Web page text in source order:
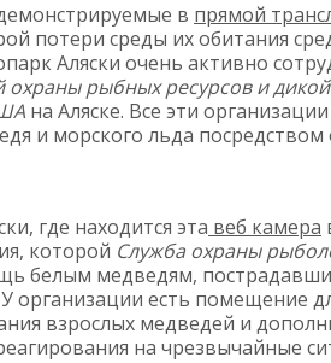
в прямой
потери среды их обитания
Аляски очень активно
охраны рыбных ресурсов и
на Аляске. Все эти
и морского льда
где находится эта веб камера
которой Служба охраны
белым медведям,
организации есть помещение
взрослых медведей и
на чрезвычайные